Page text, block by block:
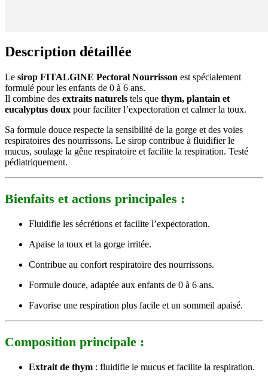
Description détaillée
Le sirop FITALGINE Pectoral Nourrisson est spécialement
formulé pour les enfants de 0 à 6 ans.
Il combine des extraits naturels tels que thym, plantain et
eucalyptus doux pour faciliter l’expectoration et calmer la toux.
Sa formule douce respecte la sensibilité de la gorge et des voies
respiratoires des nourrissons. Le sirop contribue à fluidifier le
mucus, soulage la gêne respiratoire et facilite la respiration. Testé
pédiatriquement.
Bienfaits et actions principales :
Fluidifie les sécrétions et facilite l’expectoration.
Apaise la toux et la gorge irritée.
Contribue au confort respiratoire des nourrissons.
Formule douce, adaptée aux enfants de 0 à 6 ans.
Favorise une respiration plus facile et un sommeil apaisé.
Composition principale :
Extrait de thym : fluidifie le mucus et facilite la respiration.